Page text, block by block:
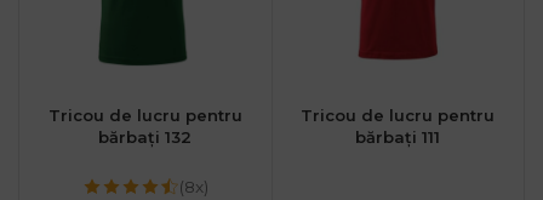
Tricou de lucru pentru
bărbați 132
(8x)
Tricou de lucru pentru
bărbați 111